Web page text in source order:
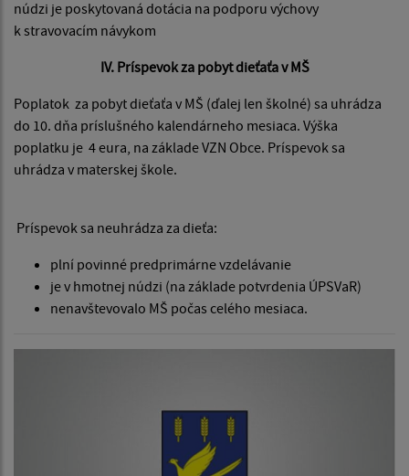
núdzi je poskytovaná dotácia na podporu výchovy
k stravovacím návykom
IV. Príspevok za pobyt dieťaťa v MŠ
Poplatok za pobyt dieťaťa v MŠ (ďalej len školné) sa uhrádza
do 10. dňa príslušného kalendárneho mesiaca. Výška
poplatku je 4 eura, na základe VZN Obce. Príspevok sa
uhrádza v materskej škole.
Príspevok sa neuhrádza za dieťa:
plní povinné predprimárne vzdelávanie
je v hmotnej núdzi (na základe potvrdenia ÚPSVaR)
nenavštevovalo MŠ počas celého mesiaca.